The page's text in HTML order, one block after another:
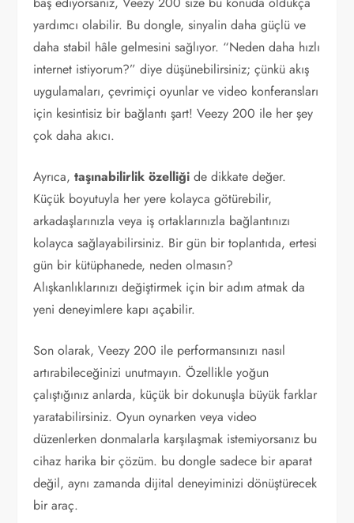
yardımcı olabilir. Bu dongle, sinyalin daha güçlü ve
daha stabil hâle gelmesini sağlıyor. “Neden daha hızlı
internet istiyorum?” diye düşünebilirsiniz; çünkü akış
uygulamaları, çevrimiçi oyunlar ve video konferansları
için kesintisiz bir bağlantı şart! Veezy 200 ile her şey
çok daha akıcı.
Ayrıca,taşınabilirlik özelliği de dikkate değer.
Küçük boyutuyla her yere kolayca götürebilir,
arkadaşlarınızla veya iş ortaklarınızla bağlantınızı
kolayca sağlayabilirsiniz. Bir gün bir toplantıda, ertesi
gün bir kütüphanede, neden olmasın?
Alışkanlıklarınızı değiştirmek için bir adım atmak da
yeni deneyimlere kapı açabilir.
Son olarak, Veezy 200 ile performansınızı nasıl
artırabileceğinizi unutmayın. Özellikle yoğun
çalıştığınız anlarda, küçük bir dokunuşla büyük farklar
yaratabilirsiniz. Oyun oynarken veya video
düzenlerken donmalarla karşılaşmak istemiyorsanız bu
cihaz harika bir çözüm. bu dongle sadece bir aparat
değil, aynı zamanda dijital deneyiminizi dönüştürecek
bir araç.